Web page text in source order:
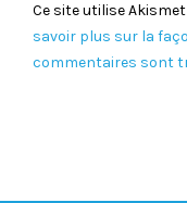
Ce site utilise
savoir plus sur la
commentaires sont